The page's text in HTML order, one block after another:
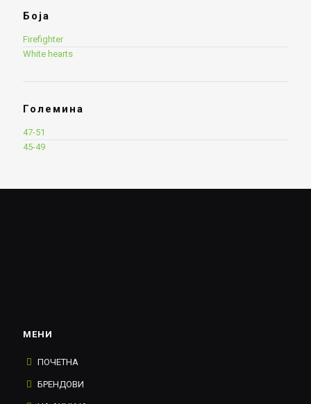
Боја
Firefighter
White hearts
Големина
47-51
45-49
МЕНИ
ПОЧЕТНА
БРЕНДОВИ